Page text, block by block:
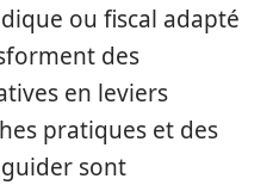
ou fiscal adapté
des
en leviers
pratiques et des
sont